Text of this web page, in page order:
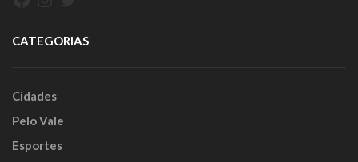
CATEGORIAS
Cidades
Pelo Vale
Esportes